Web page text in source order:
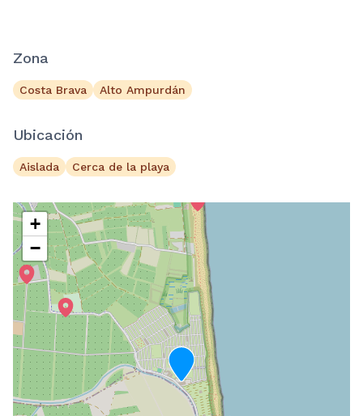
Zona
Costa Brava Alto Ampurdán
Ubicación
Aislada Cerca de la playa
+
−